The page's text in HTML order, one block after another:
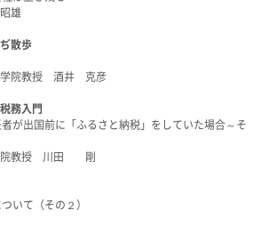
雄
散歩
学院教授 酒井 克彦
務入門
出国前に「ふるさと納税」をしていた場合～そ
院教授 川田 剛
て（その２）